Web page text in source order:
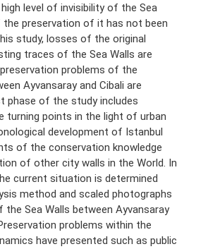
level of invisibility of the Sea
the preservation of it has not been
study, losses of the original
traces of the Sea Walls are
problems of the
Ayvansaray and Cibali are
phase of the study includes
turning points in the light of urban
development of Istanbul
of the conservation knowledge
of other city walls in the World. In
current situation is determined
method and scaled photographs
Sea Walls between Ayvansaray
problems within the
have presented such as public